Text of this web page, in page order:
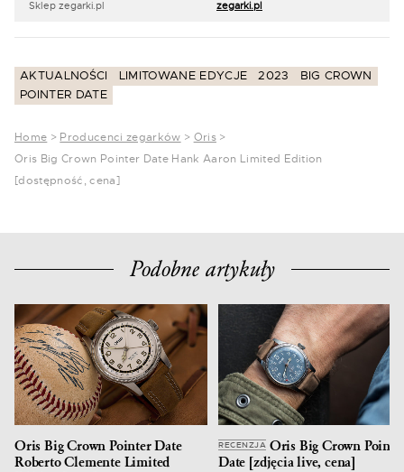
Sklep zegarki.pl zegarki.pl
AKTUALNOŚCI LIMITOWANE EDYCJE 2023
BIG CROWN
POINTER DATE
Home > Producenci zegarków > Oris>
Oris Big Crown Pointer Date Hank Aaron Limited Edition
[dostępność, cena]
Podobne artykuły
Oris Big Crown Pointer Date
Roberto Clemente Limited
RECENZJA Oris Big Crown
Date [zdjęcia live, cena]